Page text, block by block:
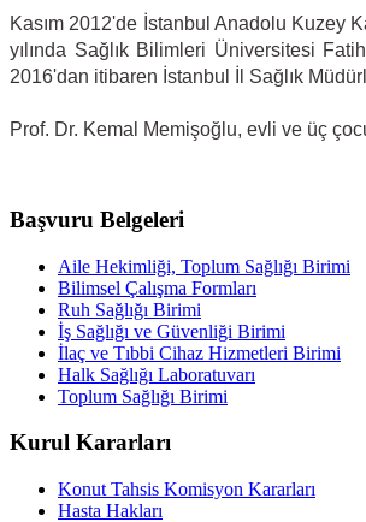
Kasım 2012'de İstanbul Anadolu Kuzey
yılında Sağlık Bilimleri Üniversitesi
2016'dan itibaren İstanbul İl Sağlık
Prof. Dr. Kemal Memişoğlu, evli ve
Başvuru Belgeleri
Aile Hekimliği, Toplum Sağlığı Birimi
Bilimsel Çalışma Formları
Ruh Sağlığı Birimi
İş Sağlığı ve Güvenliği Birimi
İlaç ve Tıbbi Cihaz Hizmetleri Birimi
Halk Sağlığı Laboratuvarı
Toplum Sağlığı Birimi
Kurul Kararları
Konut Tahsis Komisyon Kararları
Hasta Hakları